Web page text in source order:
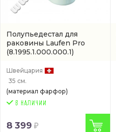
Полупьедестал для
раковины Laufen Pro
(8.1995.1.000.000.1)
Швейцария
35 см.
(материал фарфор)
8 399